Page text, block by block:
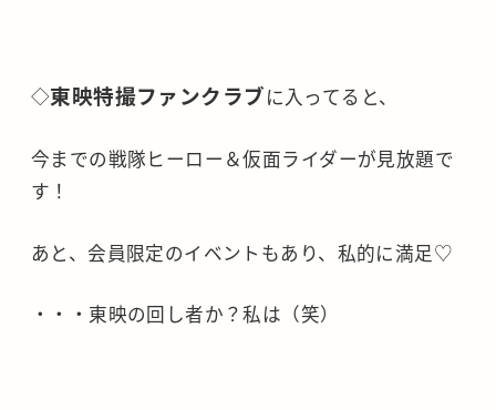
◇東映特撮ファンクラブに入ってると、
今までの戦隊ヒーロー＆仮面ライダーが見放題で
す！
あと、会員限定のイベントもあり、私的に満足♡
・・・東映の回し者か？私は（笑）